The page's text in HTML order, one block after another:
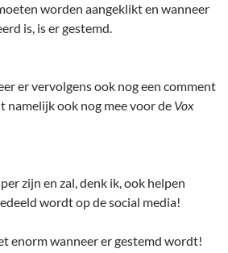
worden aangeklikt en wanneer
is, is er gestemd.
er vervolgens ook nog een comment
ook nog mee voor de Vox
zijn en zal, denk ik, ook helpen
wordt op de social media!
enorm wanneer er gestemd wordt!